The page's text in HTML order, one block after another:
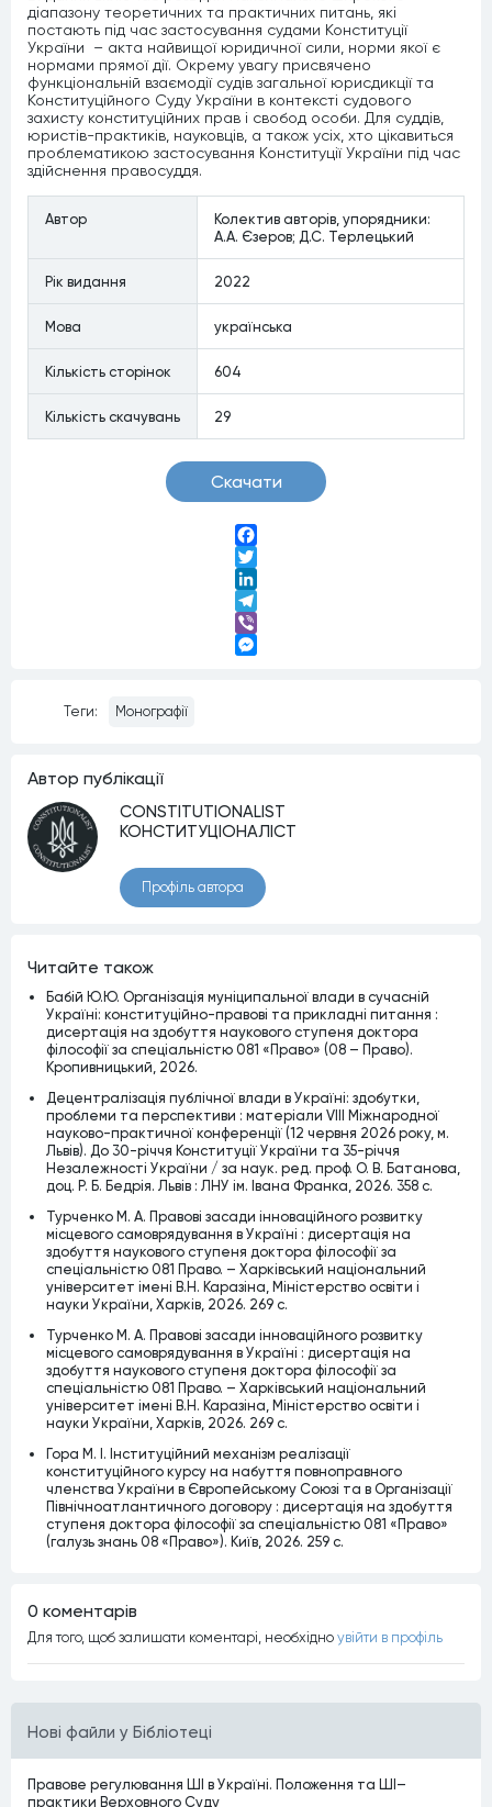
Нові файли у Бібліотеці
Правове регулювання ШІ в Україні. Положення та ШІ–
практики Верховного Суду
діапазону теоретичних та практичних питань, які
постають під час застосування судами Конституції
України – акта найвищої юридичної сили, норми якої є
нормами прямої дії. Окрему увагу присвячено
функціональній взаємодії судів загальної юрисдикції та
Конституційного Суду України в контексті судового
захисту конституційних прав і свобод особи. Для суддів,
юристів-практиків, науковців, а також усіх, хто цікавиться
проблематикою застосування Конституції України під час
здійснення правосуддя.
Автор
Колектив авторів, упорядники:
А.А. Єзеров; Д.С. Терлецький
Рiк видання 2022
Мова українська
Кiлькiсть сторiнок 604
Кiлькiсть скачувань 29
Скачати
Facebook
Twitter
LinkedIn
Telegram
Viber
Теги: Монографії
Автор публiкацiї
CONSTITUTIONALIST
КОНСТИТУЦІОНАЛІСТ
Профiль автора
Читайте також
Бабій Ю.Ю. Організація муніципальної влади в сучасній
Україні: конституційно-правові та прикладні питання :
дисертація на здобуття наукового ступеня доктора
філософії за спеціальністю 081 «Право» (08 – Право).
Кропивницький, 2026.
Децентралізація публічної влади в Україні: здобутки,
проблеми та перспективи : матеріали VІІІ Міжнародної
науково-практичної конференції (12 червня 2026 року, м.
Львів). До 30-річчя Конституції України та 35-річчя
Незалежності України / за наук. ред. проф. О. В. Батанова,
доц. Р. Б. Бедрія. Львів : ЛНУ ім. Івана Франка, 2026. 358 с.
Турченко М. А. Правові засади інноваційного розвитку
місцевого самоврядування в Україні : дисертація на
здобуття наукового ступеня доктора філософії за
спеціальністю 081 Право. – Харківський національний
університет імені В.Н. Каразіна, Міністерство освіти і
науки України, Харків, 2026. 269 c.
Турченко М. А. Правові засади інноваційного розвитку
місцевого самоврядування в Україні : дисертація на
здобуття наукового ступеня доктора філософії за
спеціальністю 081 Право. – Харківський національний
університет імені В.Н. Каразіна, Міністерство освіти і
науки України, Харків, 2026. 269 c.
Гора М. І. Інституційний механізм реалізації
конституційного курсу на набуття повноправного
членства України в Європейському Союзі та в Організації
Північноатлантичного договору : дисертація на здобуття
ступеня доктора філософії за спеціальністю 081 «Право»
(галузь знань 08 «Право»). Київ, 2026. 259 с.
0 коментарiв
Для того, щоб залишати коментарi, необхiдно увiйти в профiль